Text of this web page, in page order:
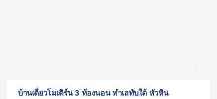
บ้านเดี่ยวโมเดิร์น 3 ห้องนอน ทำเลทับใต้ หัวหิน